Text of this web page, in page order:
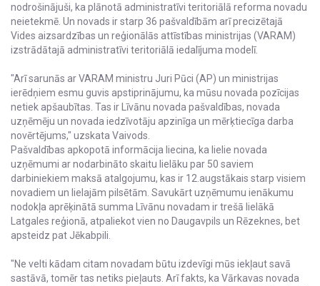
nodrošinājuši, ka plānotā administratīvi teritoriālā reforma novadu
neietekmē. Un novads ir starp 36 pašvaldībām arī precizētajā
Vides aizsardzības un reģionālās attīstības ministrijas (VARAM)
izstrādātajā administratīvi teritoriālā iedalījuma modelī.
"Arī sarunās ar VARAM ministru Juri Pūci (AP) un ministrijas
ierēdņiem esmu guvis apstiprinājumu, ka mūsu novada pozīcijas
netiek apšaubītas. Tas ir Līvānu novada pašvaldības, novada
uzņēmēju un novada iedzīvotāju apzinīga un mērķtiecīga darba
novērtējums," uzskata Vaivods.
Pašvaldības apkopotā informācija liecina, ka lielie novada
uzņēmumi ar nodarbināto skaitu lielāku par 50 saviem
darbiniekiem maksā atalgojumu, kas ir 12.augstākais starp visiem
novadiem un lielajām pilsētām. Savukārt uzņēmumu ienākumu
nodokļa aprēķinātā summa Līvānu novadam ir trešā lielākā
Latgales reģionā, atpaliekot vien no Daugavpils un Rēzeknes, bet
apsteidz pat Jēkabpili.
"Ne velti kādam citam novadam būtu izdevīgi mūs iekļaut savā
sastāvā, tomēr tas netiks pieļauts. Arī fakts, ka Vārkavas novada